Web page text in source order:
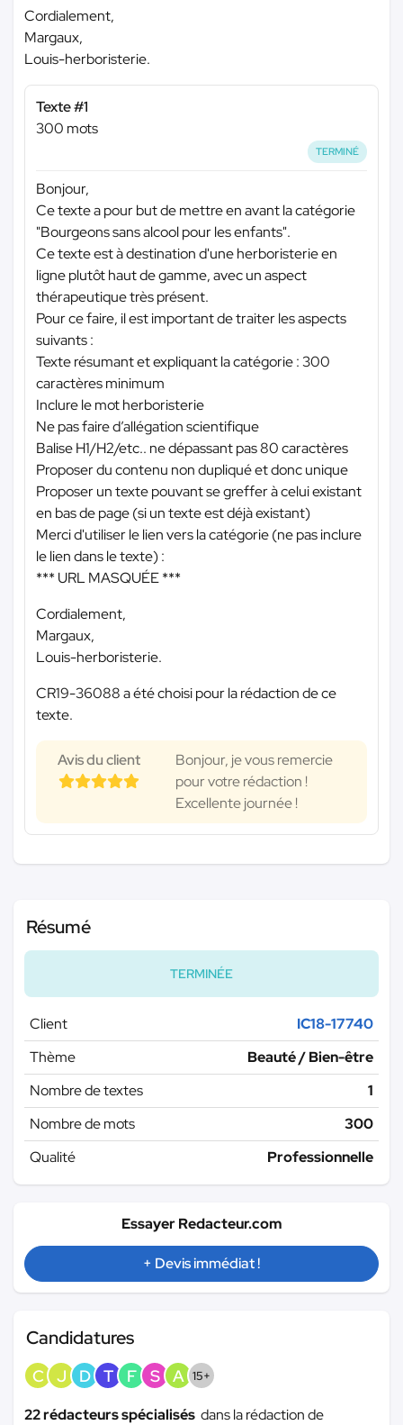
Cordialement,
Margaux,
Louis-herboristerie.
Texte #1
300 mots
TERMINÉ
Bonjour,
Ce texte a pour but de mettre en avant la catégorie
"Bourgeons sans alcool pour les enfants".
Ce texte est à destination d'une herboristerie en
ligne plutôt haut de gamme, avec un aspect
thérapeutique très présent.
Pour ce faire, il est important de traiter les aspects
suivants :
Texte résumant et expliquant la catégorie : 300
caractères minimum
Inclure le mot herboristerie
Ne pas faire d’allégation scientifique
Balise H1/H2/etc.. ne dépassant pas 80 caractères
Proposer du contenu non dupliqué et donc unique
Proposer un texte pouvant se greffer à celui existant
en bas de page (si un texte est déjà existant)
Merci d'utiliser le lien vers la catégorie (ne pas inclure
le lien dans le texte) :
*** URL MASQUÉE ***
Cordialement,
Margaux,
Louis-herboristerie.
CR19-36088 a été choisi pour la rédaction de ce
texte.
Avis du client
Bonjour, je vous remercie
pour votre rédaction !
Excellente journée !
Résumé
TERMINÉE
Client
IC18-17740
Thème
Beauté / Bien-être
Nombre de textes
1
Nombre de mots
300
Qualité
Professionnelle
Essayer Redacteur.com
+ Devis immédiat !
Candidatures
C J D T F S A 15+
22 rédacteurs spécialisés dans la rédaction de